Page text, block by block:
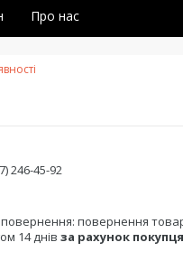
Про нас
246-45-92
повернення
14 днів за рахунок покупця